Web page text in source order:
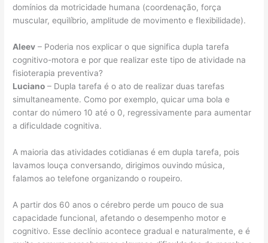
domínios da motricidade humana (coordenação, força
muscular, equilíbrio, amplitude de movimento e flexibilidade).
Aleev – Poderia nos explicar o que significa dupla tarefa
cognitivo-motora e por que realizar este tipo de atividade na
fisioterapia preventiva?
Luciano – Dupla tarefa é o ato de realizar duas tarefas
simultaneamente. Como por exemplo, quicar uma bola e
contar do número 10 até o 0, regressivamente para aumentar
a dificuldade cognitiva.
A maioria das atividades cotidianas é em dupla tarefa, pois
lavamos louça conversando, dirigimos ouvindo música,
falamos ao telefone organizando o roupeiro.
A partir dos 60 anos o cérebro perde um pouco de sua
capacidade funcional, afetando o desempenho motor e
cognitivo. Esse declínio acontece gradual e naturalmente, e é